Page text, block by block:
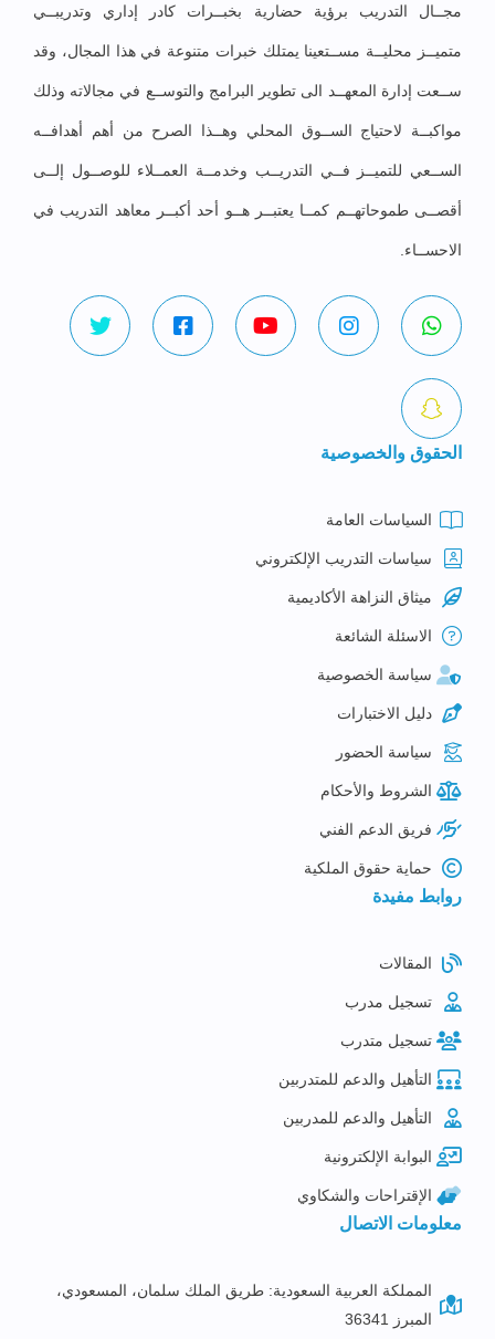
مجــال التدريب برؤية حضارية بخبــرات كادر إداري وتدريبــي
متميــز محليــة مســتعينا يمتلك خبرات متنوعة في هذا المجال، وقد
ســعت إدارة المعهــد الى تطوير البرامج والتوســع في مجالاته وذلك
مواكبــة لاحتياج الســوق المحلي وهــذا الصرح من أهم أهدافــه
الســعي للتميــز فــي التدريــب وخدمــة العمــلاء للوصــول إلــى
أقصــى طموحاتهــم كمــا يعتبــر هــو أحد أكبــر معاهد التدريب في
الاحســاء.
الحقوق والخصوصية
السياسات العامة
سياسات التدريب الإلكتروني
ميثاق النزاهة الأكاديمية
الاسئلة الشائعة
سياسة الخصوصية
دليل الاختبارات
سياسة الحضور
الشروط والأحكام
فريق الدعم الفني
حماية حقوق الملكية
روابط مفيدة
المقالات
تسجيل مدرب
تسجيل متدرب
التأهيل والدعم للمتدربين
التأهيل والدعم للمدربين
البوابة الإلكترونية
الإقتراحات والشكاوي
معلومات الاتصال
المملكة العربية السعودية: طريق الملك سلمان، المسعودي،
المبرز 36341